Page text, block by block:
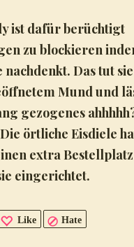
ist dafür berüchtigt
zu blockieren
Das tut
Mund und
gezogenes
örtliche Eisdiele
extra
eingerichtet.
Like Hate